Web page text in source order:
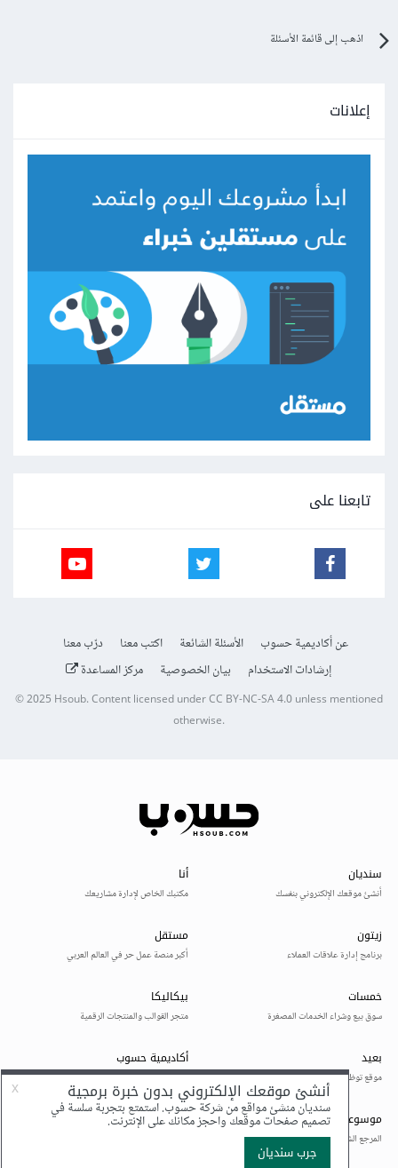
اذهب إلى قائمة الأسئلة
إعلانات
تابعنا على
عن أكاديمية حسوب الأسئلة الشائعة اكتب معنا
درّب معنا
إرشادات الاستخدام
بيان الخصوصية مركز المساعدة
© 2025Hsoub.Content licensed underCC BY-NC-SA 4.0unless mentioned
otherwise.